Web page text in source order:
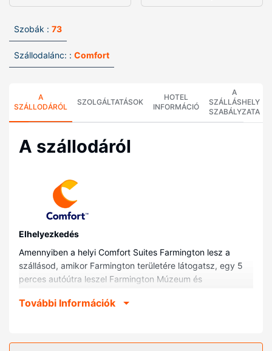
Szobák : 73
Szállodalánc: : Comfort
A
SZÁLLODÁRÓL
SZOLGÁLTATÁSOK
HOTEL
INFORMÁCIÓ
A
SZÁLLÁSHELY
SZABÁLYZATA
A szállodáról
Elhelyezkedés
Amennyiben a helyi Comfort Suites Farmington lesz a
szállásod, amikor Farmington területére látogatsz, egy 5
perces autóútra leszel Farmington Múzeum és
Parkja helyszíneitől. Ez a helyi hotel kb. 6,7 km-re található
További Információk